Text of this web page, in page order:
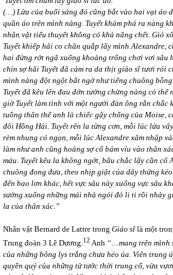
(…) Lửa của buổi sáng đó cũng bắt vào hai vạt áo
quần áo trên mình nàng. Tuyết khám phá ra nàng
nhân vật tiểu thuyết không có khả năng chết. Gió
Tuyết khiếp hãi co chân quắp lấy mình Alexandre,
hai đừng rớt ngã xuống khoảng trống chơi vơi sâu
chín sợ hãi Tuyết đã cảm ra da thịt giáo sĩ tươi rói
mình nàng đột ngột bất ngờ như tiếng chuông
Tuyết đã kêu lên đau đớn tưởng chừng nàng có thể
giờ Tuyết làm tình với một người đàn ông rắn chắc
tuồng thân thể anh là chiếc gậy chống của Moise,
đôi Hồng Hải. Tuyết rên la từng cơn, mỗi lúc lửa
rèm nhung có ngọn, mỗi lúc Alexandre xâm nhập
làm như anh cũng hoảng sợ cố bám víu vào thân
máu. Tuyết kêu la không ngớt, bấu chắc lấy cần cổ
chuông đong đưa, theo nhịp giật của dây thừng
đến bao lơn khác, hết vực sâu này xuống vực sâu
sướng xuống những mái nhà ngói đỏ li ti rồi nhảy
la của thân xác.”
Nhân vật Bernard de Lattre trong Giáo sĩlà một
Trung đoàn 3 Lê Dương. 12 Anh “
mang trên mình
của những bông lys trắng chưa héo úa. Viên trung
quyền quý của những tử tước thời trung cổ, vừa